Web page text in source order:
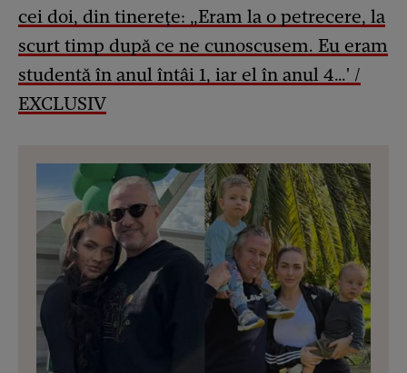
cei doi, din tinerețe: „Eram la o petrecere, la
scurt timp după ce ne cunoscusem. Eu eram
studentă în anul întâi 1, iar el în anul 4…' /
EXCLUSIV